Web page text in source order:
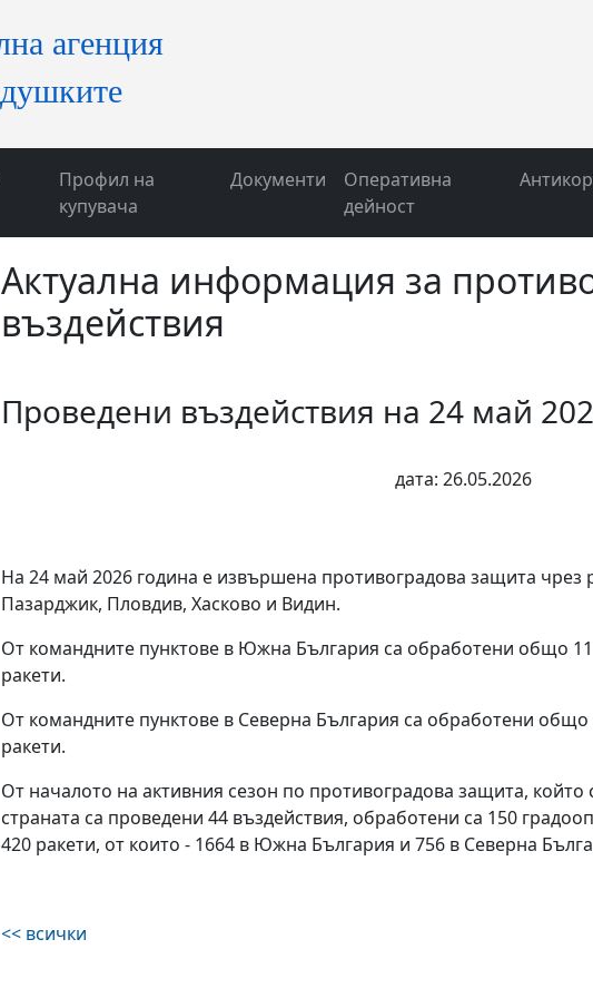
Профил на
купувача
Документи
Оперативна
дейност
Актуална информация за
въздействия
Проведени въздействия на 24 май
дата: 26.05.2026
На 24 май 2026 година е извършена противоградова защита чрез
Пазарджик, Пловдив, Хасково и Видин.
От командните пунктове в Южна България са обработени общо
ракети.
От командните пунктове в Северна България са обработени общо
ракети.
От началото на активния сезон по противоградова защита,
страната са проведени 44 въздействия, обработени са 150
420 ракети, от които - 1664 в Южна България и 756 в Северна
<< всички